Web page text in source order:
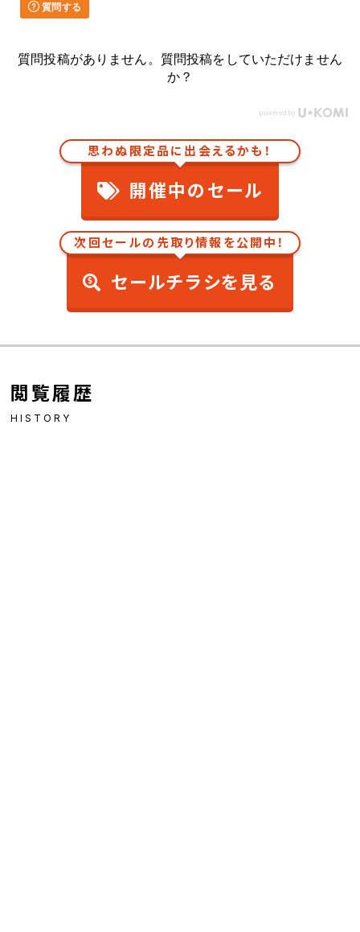
質問する
質問投稿がありません。質問投稿をしていただけません
か？
思わぬ限定品に出会えるかも！
開催中のセール
次回セールの先取り情報を公開中！
セールチラシを見る
閲覧履歴
HISTORY